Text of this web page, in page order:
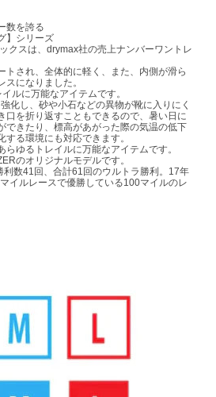
数を誇る
】シリーズ
クスは、drymax社の売上ナンバーワントレ
トされ、全体的に軽く、また、内側が滑ら
になりました。
ルに万能なアイテムです。
化し、砂や小石などの異物が靴に入りにく
口を折り返すこともできるので、暑い日に
できたり、標高があがった際の気温の低下
る環境にも対応できます。
らゆるトレイルに万能なアイテムです。
のオリジナルモデルです。
数41回、合計61回のウルトラ勝利。17年
イルレースで優勝している100マイルのレ